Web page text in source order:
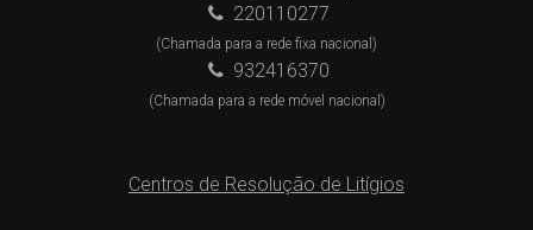
220110277
(Chamada para a rede fixa nacional)
932416370
(Chamada para a rede móvel nacional)
Centros de Resolução de Litígios